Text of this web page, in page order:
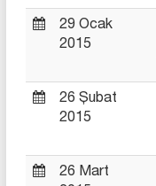
29 Ocak
2015
26 Şubat
2015
26 Mart